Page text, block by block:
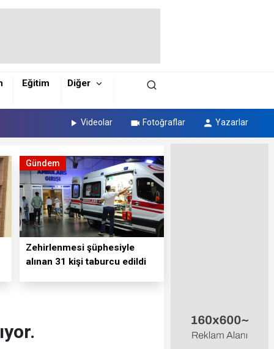
Eğitim Diğer
Videolar Fotoğraflar Yazarlar
Gündem
Zehirlenmesi şüphesiyle
alınan 31 kişi taburcu edildi